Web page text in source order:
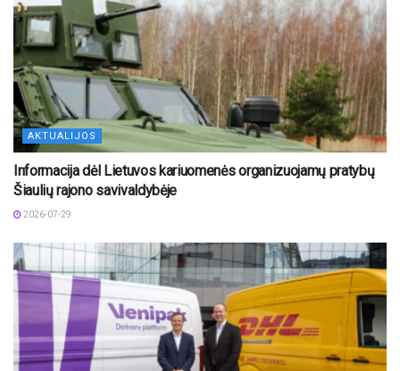
AKTUALIJOS
Informacija dėl Lietuvos kariuomenės organizuojamų pratybų
Šiaulių rajono savivaldybėje
2026-07-29